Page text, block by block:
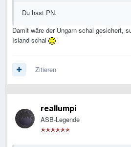
Du hast PN.
Damit wäre der Ungarn schal gesichert,
Island schal
Zitieren
reallumpi
ASB-Legende